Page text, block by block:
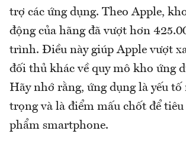
trợ các ứng dụng. Theo Apple,
động của hãng đã vượt hơn
trình. Điều này giúp Apple vượt
đối thủ khác về quy mô kho ứng
Hãy nhớ rằng, ứng dụng là yếu tố
trọng và là điểm mấu chốt để tiêu
phẩm smartphone.